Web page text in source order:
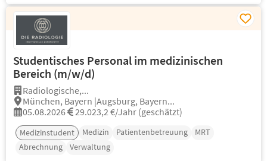
Studentisches Personal im medizinischen
Bereich (m/w/d)
Radiologische,...
München, Bayern |Augsburg, Bayern...
05.08.2026
29.023,2 €/Jahr (geschätzt)
Medizinstudent Medizin Patientenbetreuung
MRT
Abrechnung
Verwaltung